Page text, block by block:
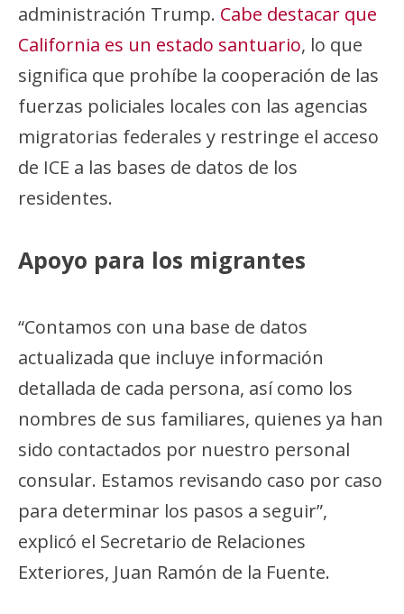
administración Trump. Cabe destacar que
California es un estado santuario, lo que
significa que prohíbe la cooperación de las
fuerzas policiales locales con las agencias
migratorias federales y restringe el acceso
de ICE a las bases de datos de los
residentes.
Apoyo para los migrantes
“Contamos con una base de datos
actualizada que incluye información
detallada de cada persona, así como los
nombres de sus familiares, quienes ya han
sido contactados por nuestro personal
consular. Estamos revisando caso por caso
para determinar los pasos a seguir”,
explicó el Secretario de Relaciones
Exteriores, Juan Ramón de la Fuente.